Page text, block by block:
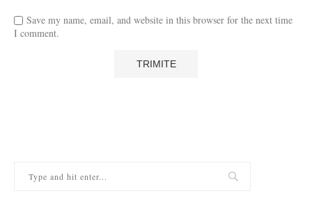
Save my name, email, and website in this browser for the next time
I comment.